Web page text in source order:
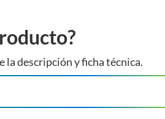
descripción y ficha técnica.